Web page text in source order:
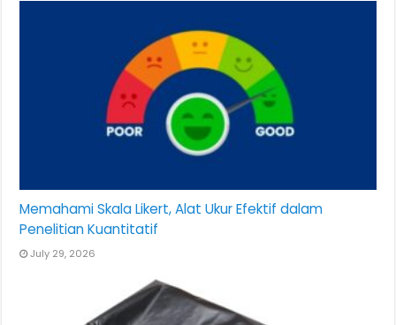
Memahami Skala Likert, Alat Ukur Efektif dalam
Penelitian Kuantitatif
July 29, 2026